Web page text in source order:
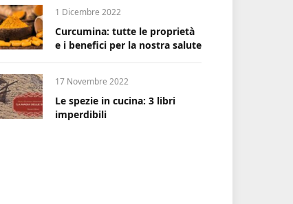
1 Dicembre 2022
Curcumina: tutte le proprietà
e i benefici per la nostra salute
17 Novembre 2022
Le spezie in cucina: 3 libri
imperdibili